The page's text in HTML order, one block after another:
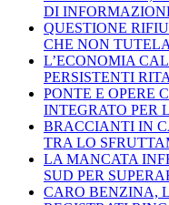
DI
QUESTIONE
CHE NON
L’ECONOMIA
PERSISTENTI
PONTE E OPERE
INTEGRATO PER
BRACCIANTI IN
TRA LO
LA MANCATA
SUD PER
CARO BENZINA,